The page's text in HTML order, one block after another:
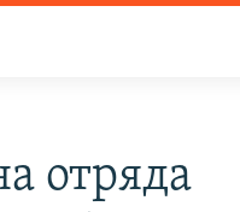
отряда